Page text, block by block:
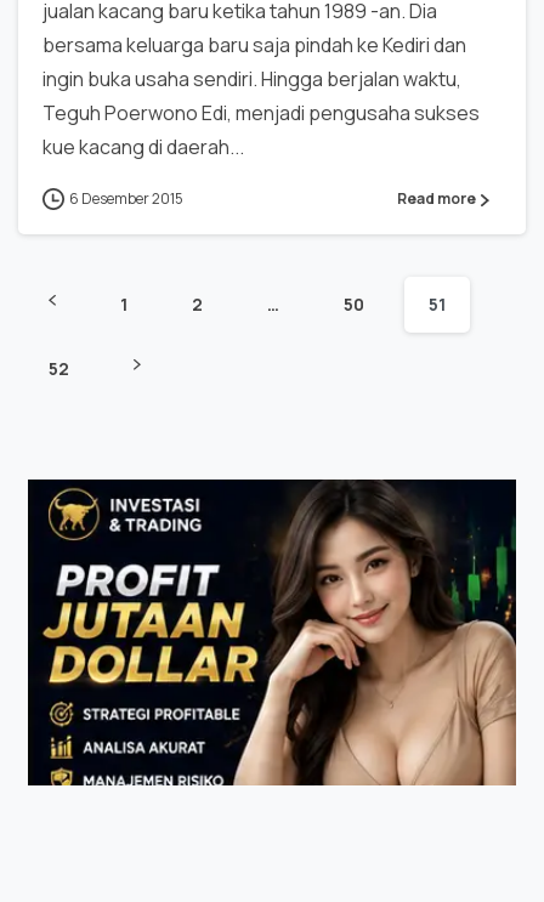
jualan kacang baru ketika tahun 1989 -an. Dia
bersama keluarga baru saja pindah ke Kediri dan
ingin buka usaha sendiri. Hingga berjalan waktu,
Teguh Poerwono Edi, menjadi pengusaha sukses
kue kacang di daerah...
6 Desember 2015 Read more
1 2 … 50 51
52